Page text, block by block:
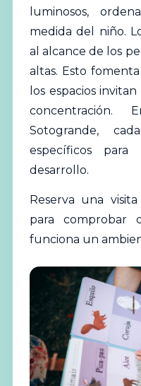
luminosos,
medida del niño.
al alcance de los
altas. Esto
los espacios
Sotogrande,
específicos para
desarrollo.
Reserva una
para comprobar
funciona un